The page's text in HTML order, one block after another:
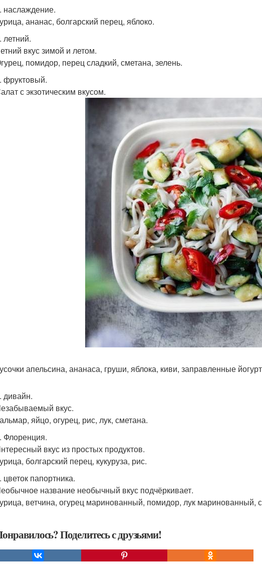
наслаждение.
ананас, болгарский перец, яблоко.
летний.
вкус зимой и летом.
помидор, перец сладкий, сметана, зелень.
фруктовый.
с экзотическим вкусом.
апельсина, ананаса, груши, яблока, киви, заправленные
дивайн.
вкус.
яйцо, огурец, рис, лук, сметана.
Флоренция.
вкус из простых продуктов.
болгарский перец, кукуруза, рис.
цветок папортника.
название необычный вкус подчёркивает.
ветчина, огурец маринованный, помидор, лук маринованный,
Поделитесь с друзьями!